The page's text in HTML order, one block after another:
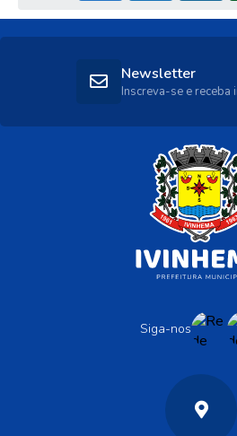
Siga-nos
Newsletter
Inscreva-se e receba